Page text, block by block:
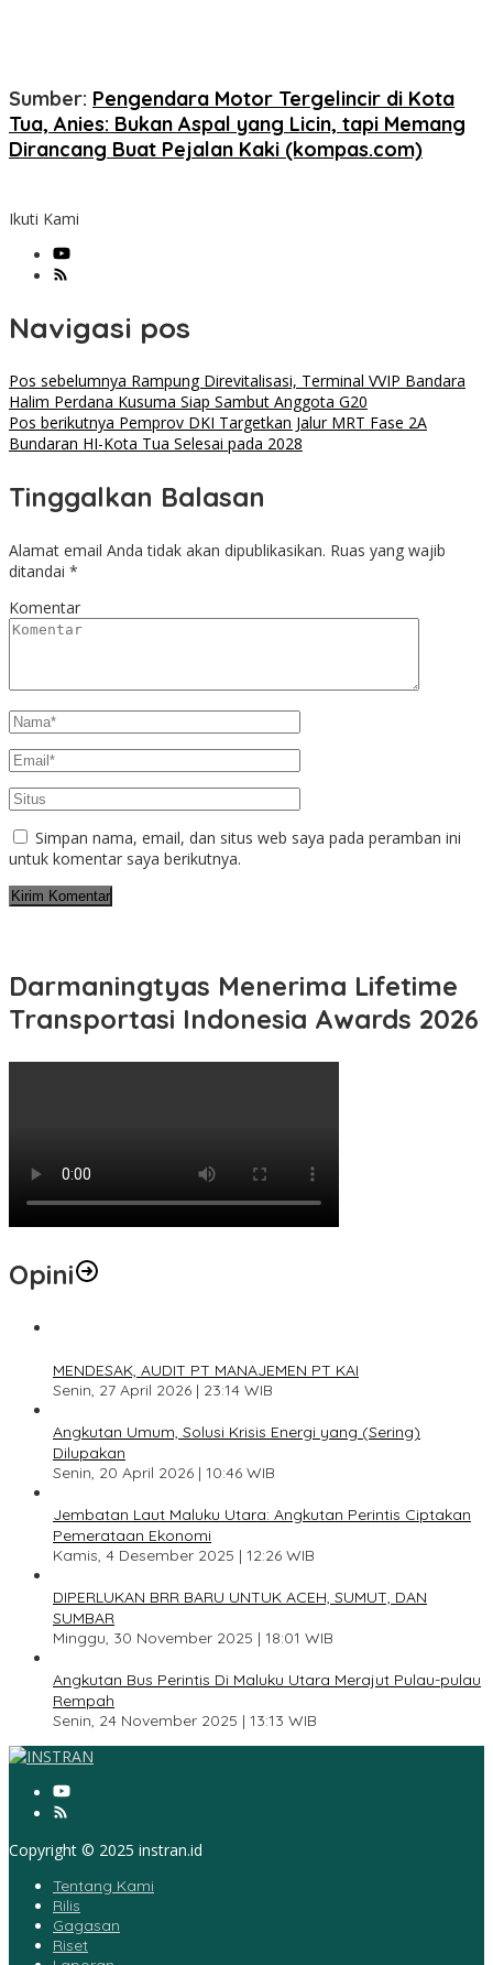
Sumber: Pengendara Motor Tergelincir di Kota
Tua, Anies: Bukan Aspal yang Licin, tapi Memang
Dirancang Buat Pejalan Kaki (kompas.com)
Ikuti Kami
Navigasi pos
Pos sebelumnya Rampung Direvitalisasi, Terminal VVIP Bandara
Halim Perdana Kusuma Siap Sambut Anggota G20
Pos berikutnya Pemprov DKI Targetkan Jalur MRT Fase 2A
Bundaran HI-Kota Tua Selesai pada 2028
Tinggalkan Balasan
Alamat email Anda tidak akan dipublikasikan. Ruas yang wajib
ditandai *
Komentar
Simpan nama, email, dan situs web saya pada peramban ini
untuk komentar saya berikutnya.
Darmaningtyas Menerima Lifetime
Transportasi Indonesia Awards 2026
Opini
MENDESAK, AUDIT PT MANAJEMEN PT KAI
Senin, 27 April 2026 | 23:14 WIB
Angkutan Umum, Solusi Krisis Energi yang (Sering)
Dilupakan
Senin, 20 April 2026 | 10:46 WIB
Jembatan Laut Maluku Utara: Angkutan Perintis Ciptakan
Pemerataan Ekonomi
Kamis, 4 Desember 2025 | 12:26 WIB
DIPERLUKAN BRR BARU UNTUK ACEH, SUMUT, DAN
SUMBAR
Minggu, 30 November 2025 | 18:01 WIB
Angkutan Bus Perintis Di Maluku Utara Merajut Pulau-pulau
Rempah
Senin, 24 November 2025 | 13:13 WIB
Copyright © 2025 instran.id
Tentang Kami
Rilis
Gagasan
Riset